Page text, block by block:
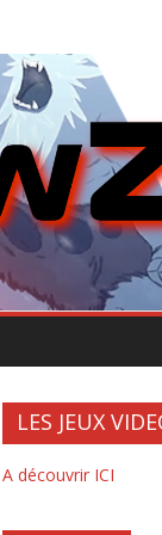
LES JEUX
A découvrir ICI